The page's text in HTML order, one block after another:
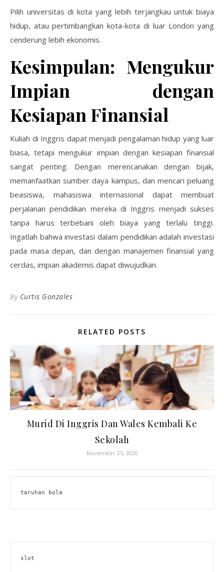
Pilih universitas di kota yang lebih terjangkau untuk biaya
hidup, atau pertimbangkan kota-kota di luar London yang
cenderung lebih ekonomis.
Kesimpulan: Mengukur
Impian dengan
Kesiapan Finansial
Kuliah di Inggris dapat menjadi pengalaman hidup yang luar
biasa, tetapi mengukur impian dengan kesiapan finansial
sangat penting. Dengan merencanakan dengan bijak,
memanfaatkan sumber daya kampus, dan mencari peluang
beasiswa, mahasiswa internasional dapat membuat
perjalanan pendidikan mereka di Inggris menjadi sukses
tanpa harus terbebani oleh biaya yang terlalu tinggi.
Ingatlah bahwa investasi dalam pendidikan adalah investasi
pada masa depan, dan dengan manajemen finansial yang
cerdas, impian akademis dapat diwujudkan.
By Curtis Gonzales
RELATED POSTS
Murid Di Inggris Dan Wales Kembali Ke
Sekolah
November 25, 2020
taruhan bola
slot